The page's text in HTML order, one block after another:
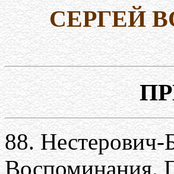
СЕРГЕЙ
88.
Воспоминания.